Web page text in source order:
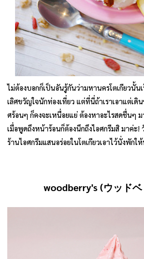
ไม่ต้องบอกก็เป็นอันรู้กันว่ามหานครโตเกียวนั้
เลิศขวัญใจนักท่องเที่ยว แต่ที่นี่ถ้าเราเอาแต่เดิ
ศร้อนๆ ก็คงจะเหนื่อยแย่ ต้องหาอะไรสดชื่นๆ
เมื่อพูดถึงหน้าร้อนก็ต้องนึกถึงไอศกรีมสิ มาค่ะ!
ร้านไอศกรีมแสนอร่อยในโตเกียวเอาไว้นั่งพักใ
woodberry's (ウッド